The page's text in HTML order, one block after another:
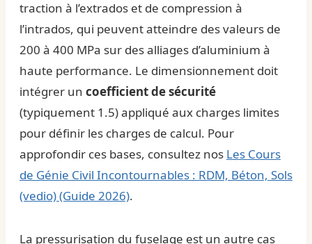
traction à l’extrados et de compression à
l’intrados, qui peuvent atteindre des valeurs de
200 à 400 MPa sur des alliages d’aluminium à
haute performance. Le dimensionnement doit
intégrer un coefficient de sécurité
(typiquement 1.5) appliqué aux charges limites
pour définir les charges de calcul. Pour
approfondir ces bases, consultez nos Les Cours
de Génie Civil Incontournables : RDM, Béton, Sols
(vedio) (Guide 2026).
La pressurisation du fuselage est un autre cas